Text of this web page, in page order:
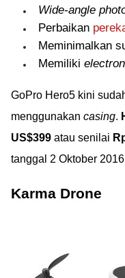
Wide-angle
Perbaikan
Meminimalkan
Memiliki
GoPro Hero5 kini
menggunakan casing.
US$399 atau senilai
tanggal 2 Oktober
Karma Drone